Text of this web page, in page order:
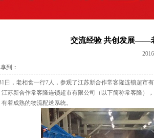
交流经验 共创发展——
到：
日，老相食一行7人，参观了江苏新合作常客隆连锁超市
新合作常客隆连锁超市有限公司（以下简称常客隆），
着成熟的物流配送系统。